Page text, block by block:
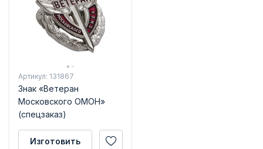
Артикул: 131867
Знак «Ветеран
Московского ОМОН»
(спецзаказ)
Изготовить